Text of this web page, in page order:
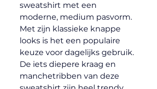
sweatshirt met een
moderne, medium pasvorm.
Met zijn klassieke knappe
looks is het een populaire
keuze voor dagelijks gebruik.
De iets diepere kraag en
manchetribben van deze